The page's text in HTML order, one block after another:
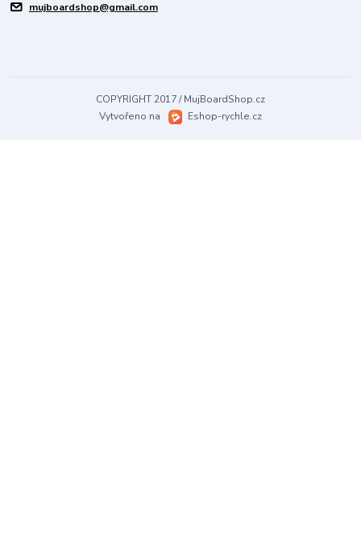
mujboardshop@gmail.com
COPYRIGHT 2017 / MujBoardShop.cz
Vytvořeno na
Eshop-rychle.cz